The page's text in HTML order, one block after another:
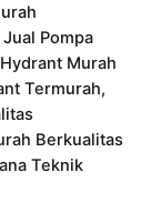
Pompa
Murah
Termurah,
Berkualitas
Teknik